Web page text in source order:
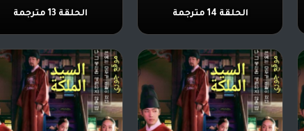
الحلقة 14 مترجمة الحلقة 13 مترجمة